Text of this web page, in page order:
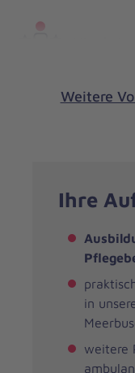
Weitere
Ihre
in
weitere